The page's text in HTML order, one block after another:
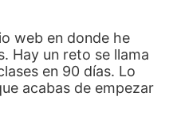
web en donde he
Hay un reto se llama
en 90 días. Lo
acabas de empezar